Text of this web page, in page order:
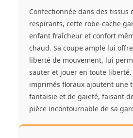
Confectionnée dans des tissus
respirants, cette robe-cache
enfant fraîcheur et confort
chaud. Sa coupe ample lui
liberté de mouvement, lui
sauter et jouer en toute liberté.
imprimés floraux ajoutent une
fantaisie et de gaieté, faisant
pièce incontournable de sa